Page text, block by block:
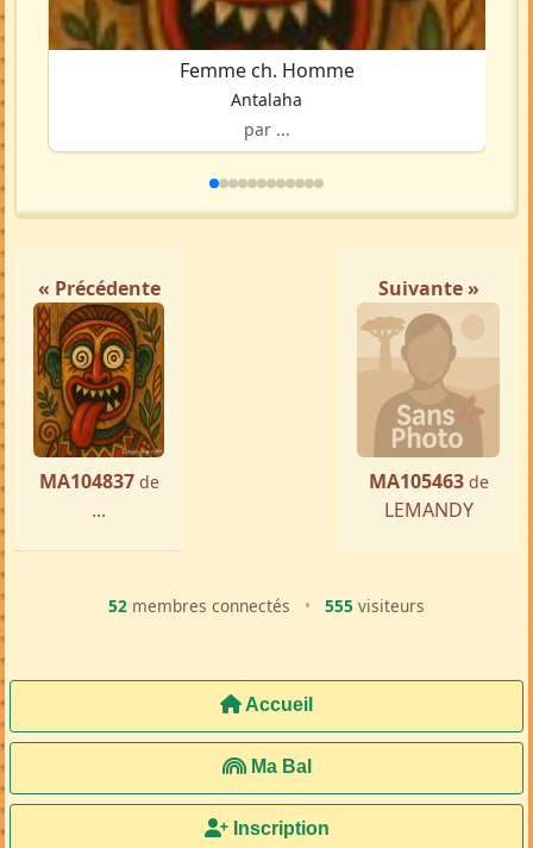
Femme ch. Homme
Antalaha
par ...
« Précédente
MA104837 de
...
Suivante »
MA105463 de
LEMANDY
52 membres connectés • 555 visiteurs
Accueil
Ma Bal
Inscription